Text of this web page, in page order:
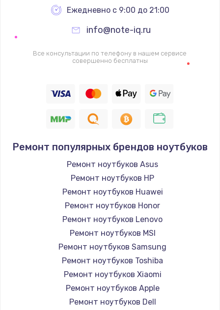
Ежедневно с 9:00 до 21:00
info@note-iq.ru
Все консультации по телефону в нашем сервисе
совершенно бесплатны
Ремонт популярных брендов ноутбуков
Ремонт ноутбуков Asus
Ремонт ноутбуков HP
Ремонт ноутбуков Huawei
Ремонт ноутбуков Honor
Ремонт ноутбуков Lenovo
Ремонт ноутбуков MSI
Ремонт ноутбуков Samsung
Ремонт ноутбуков Toshiba
Ремонт ноутбуков Xiaomi
Ремонт ноутбуков Apple
Ремонт ноутбуков Dell